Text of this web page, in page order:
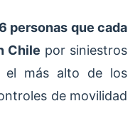
personas que cada
Chile por siniestros
el más alto de los
de movilidad